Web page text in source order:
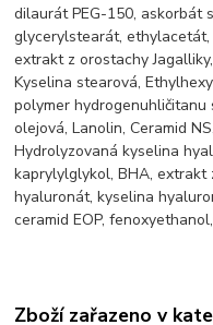
dilaurát PEG-150, askorbát
glycerylstearát,
extrakt z orostachy
Kyselina stearová,
polymer hydrogenuhličitanu
olejová, Lanolin, Ceramid
Hydrolyzovaná kyselina
kaprylylglykol, BHA, extrakt
hyaluronát, kyselina
ceramid EOP,
Zboží zařazeno v